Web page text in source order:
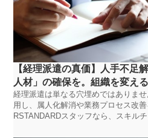
【経理派遣の真価】人手不足
人材」の確保を。組織を変え
RSTANDARDスタッフ
経理派遣は単なる穴埋めではありま
用し、属人化解消や業務プロセス改善
RSTANDARDスタッフなら、スキル